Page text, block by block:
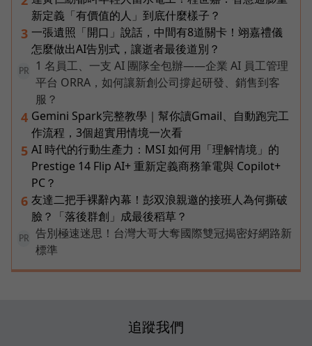
新定義「有價值的人」到底什麼樣子？
3 一張遺照「開口」說話，中間有8道關卡！翊嘉禮儀
怎麼做出AI告別式，讓逝者最後道別？
PR
1 名員工、一支 AI 團隊全包辦——企業 AI 員工管理
平台 ORRA，如何讓新創公司撐起研發、銷售到客
服？
4 Gemini Spark完整教學｜幫你讀Gmail、自動跑完工
作流程，3個超實用情境一次看
5 AI 時代的行動生產力：MSI 如何用「理解情境」的
Prestige 14 Flip AI+ 重新定義商務筆電與 Copilot+
PC？
6 友達二把手裸辭內幕！彭双浪親邀的接班人為何撕破
臉？「落後群創」成最後稻草？
PR
告別極速迷思！台灣大哥大奪國際雙冠揭密好網路新
標準
追蹤我們